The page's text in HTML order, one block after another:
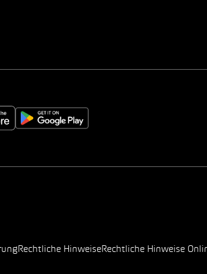
Rechtliche HinweiseRechtliche Hinweise